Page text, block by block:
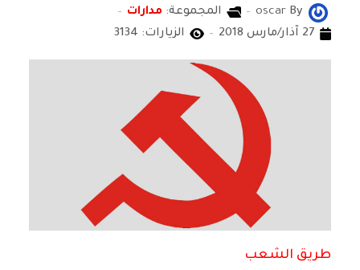
By
oscar المجموعة: مدارات
27 آذار/مارس 2018
الزيارات: 3134
طريق الشعب